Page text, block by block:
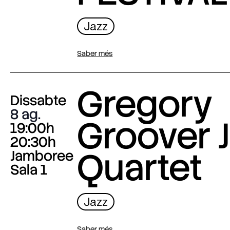
Jazz
Saber més
Dissabte
8 ag.
19:00h
20:30h
Jamboree
Sala 1
Gregory
Groover
Quartet
Jazz